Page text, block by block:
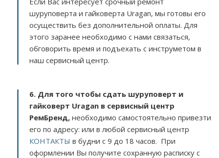
шуруповерта и гайковерта Uragan, мы готовы его
осуществить без дополнительной оплаты. Для
этого заранее необходимо с нами связаться,
обговорить время и подъехать с инструметом в
наш сервисный центр.
6. Для того чтобы сдать шуруповерт и
гайковерт Uragan в сервисный центр
РемБренд, необходимо самостоятельно привезти
его по адресу: или в любой сервисный центр
КОНТАКТЫ в будни с 9 до 18 часов. При
оформлении Вы получите сохранную расписку с